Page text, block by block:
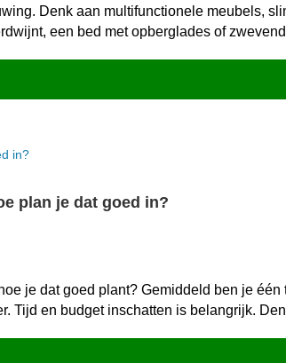
Denk aan multifunctionele meubels,
een bed met opberglades of
plan je dat goed in?
je dat goed plant? Gemiddeld ben je
Tijd en budget inschatten is belangrijk.​